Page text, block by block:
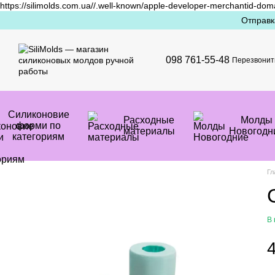
https://silimolds.com.ua//.well-known/apple-developer-merchantid-
098 761-55-48
Силиконовие
форми по
категориям
Расходные
материалы
Mолды
В